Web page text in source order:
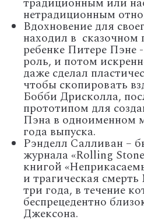
нетрадиционным
Вдохновение для
находил в сказочном
ребенке Питере Пэне
роль, и потом
даже сделал
чтобы скопировать
Бобби Дрисколла,
прототипом для
Пэна в одноименном
года выпуска.
Рэнделл Салливан –
журнала «Rolling Stone
книгой
и трагическая
три года, в течение
беспрецедентно
Джексона.